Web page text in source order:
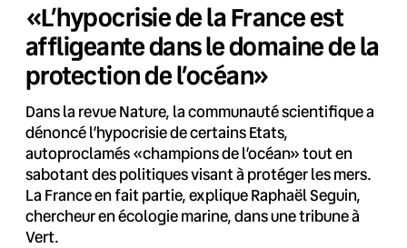
«L’hypocrisie de la France est
affligeante dans le domaine de la
protection de l’océan»
Dans la revue Nature, la communauté scientifique a
dénoncé l’hypocrisie de certains Etats,
autoproclamés «champions de l’océan» tout en
sabotant des politiques visant à protéger les mers.
La France en fait partie, explique Raphaël Seguin,
chercheur en écologie marine, dans une tribune à
Vert.